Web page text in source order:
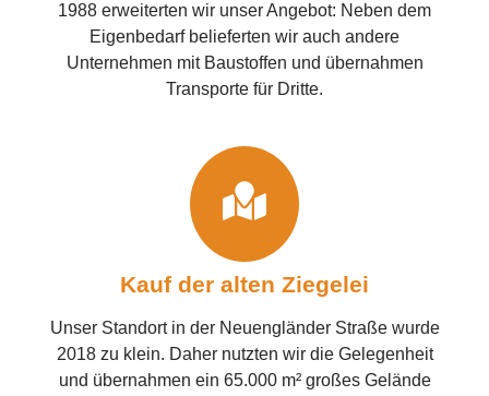
1988 erweiterten wir unser Angebot: Neben dem
Eigenbedarf belieferten wir auch andere
Unternehmen mit Baustoffen und übernahmen
Transporte für Dritte.
Kauf der alten Ziegelei
Unser Standort in der Neuengländer Straße wurde
2018 zu klein. Daher nutzten wir die Gelegenheit
und übernahmen ein 65.000 m² großes Gelände